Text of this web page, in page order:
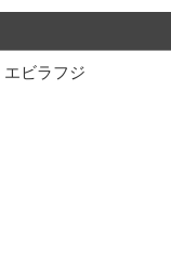
エビラフジ